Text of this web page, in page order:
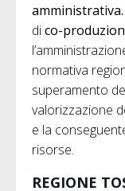
amministrativa.
dico-
normativa
superamento
valorizzazione
e la
risorse.
REGIONE